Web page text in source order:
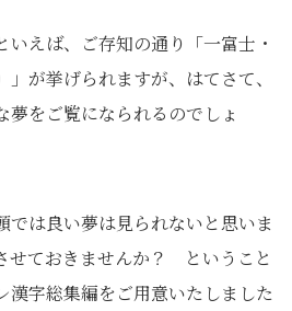
えば、ご存知の通り「一富士・
が挙げられますが、はてさて、
夢をご覧になられるのでしょ
では良い夢は見られないと思いま
せておきませんか？ ということ
漢字総集編をご用意いたしました